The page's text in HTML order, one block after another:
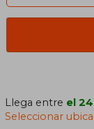
Llega entre el
Seleccionar